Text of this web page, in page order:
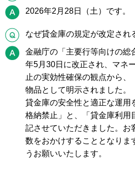
A
2026年2月28日（土）です。
Q
なぜ貸金庫の規定が改定され
A
金融庁の「主要行等向けの総
年5月30日に改正され、マネ
止の実効性確保の観点から、
物品として明示されました。
貸金庫の安全性と適正な運用
格納禁止」と、「貸金庫利用
記させていただきました。お
数をおかけすることとなりま
うお願いいたします。